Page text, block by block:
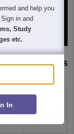
(MP Board Class
कुल
and help you
in and
Study
etc.
In